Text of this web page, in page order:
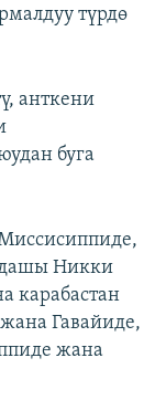
түрдө
анткени
буга
Никки
карабастан
Гавайиде,
жана